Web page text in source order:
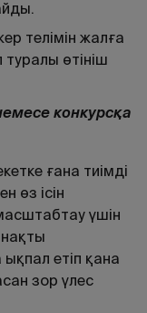
телімін жалға
өтініш
конкурсқа
ғана тиімді
өз ісін
үшін
етіп қана
зор үлес